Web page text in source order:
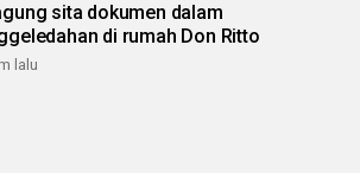
sita dokumen dalam
di rumah Don Ritto
lalu